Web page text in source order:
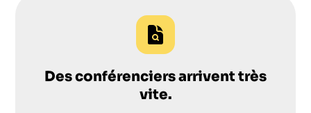
Des conférenciers arrivent très
vite.